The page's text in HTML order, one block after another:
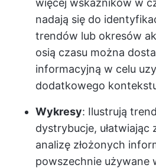
nadają się do
trendów lub okresów
osią czasu można
informacyjną w celu
dodatkowego
Wykresy: Ilustrują
dystrybucje, ułatwiając
analizę złożonych
powszechnie używane